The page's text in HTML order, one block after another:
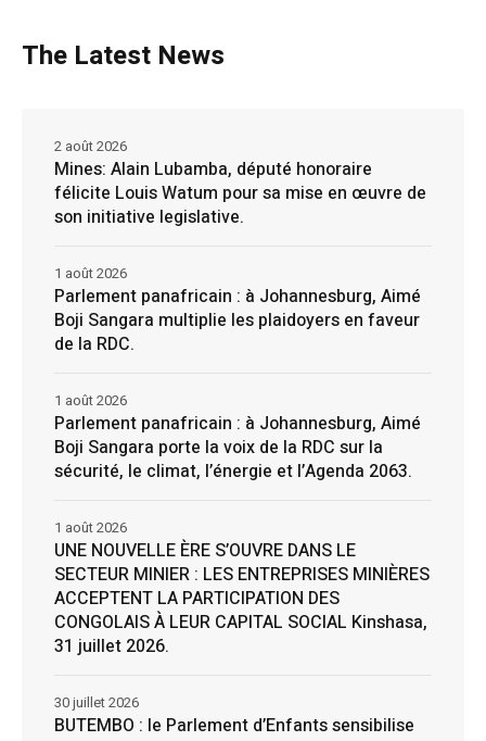
The Latest News
Mines: Alain Lubamba, député honoraire
félicite Louis Watum pour sa mise en œuvre de
son initiative legislative.
2 août 2026
Parlement panafricain : à Johannesburg, Aimé
Boji Sangara multiplie les plaidoyers en faveur
de la RDC.
1 août 2026
Parlement panafricain : à Johannesburg, Aimé
Boji Sangara porte la voix de la RDC sur la
sécurité, le climat, l’énergie et l’Agenda 2063.
1 août 2026
UNE NOUVELLE ÈRE S’OUVRE DANS LE
SECTEUR MINIER : LES ENTREPRISES MINIÈRES
ACCEPTENT LA PARTICIPATION DES
CONGOLAIS À LEUR CAPITAL SOCIAL Kinshasa,
31 juillet 2026.
1 août 2026
BUTEMBO : le Parlement d’Enfants sensibilise
30 juillet 2026